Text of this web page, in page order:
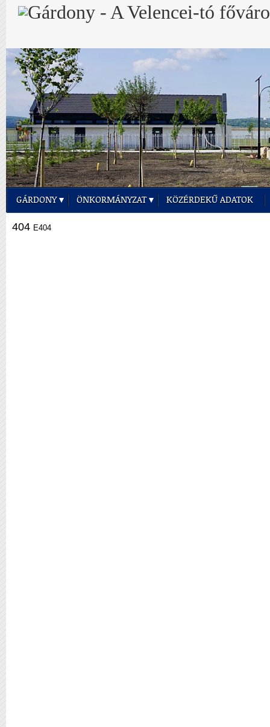
GÁRDONY ÖNKORMÁNYZAT KÖZÉRDEKŰ ADATOK
404 E404